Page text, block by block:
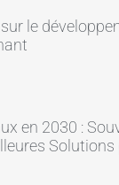
sur le
en 2030 :